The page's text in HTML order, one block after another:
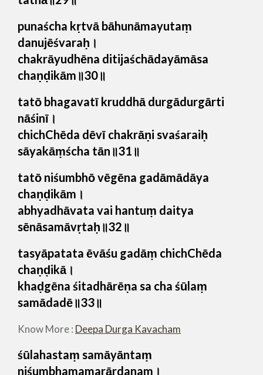
punaścha kṛtvā bāhunāmayutaṃ
danujēśvaraḥ।
chakrāyudhēna ditijaśchādayāmāsa
chaṇḍikām॥30॥
tatō bhagavatī kruddhā durgādurgārti
nāśinī।
chichChēda dēvī chakrāṇi svaśaraiḥ
sāyakāṃścha tān॥31॥
tatō niśumbhō vēgēna gadāmādāya
chaṇḍikām।
abhyadhāvata vai hantuṃ daitya
sēnāsamāvṛtaḥ॥32॥
tasyāpatata ēvāśu gadāṃ chichChēda
chaṇḍikā।
khaḍgēna śitadhārēṇa sa cha śūlaṃ
samādadē॥33॥
Know More : Deepa Durga Kavacham
śūlahastaṃ samāyāntaṃ
niśumbhamamarārdanam।